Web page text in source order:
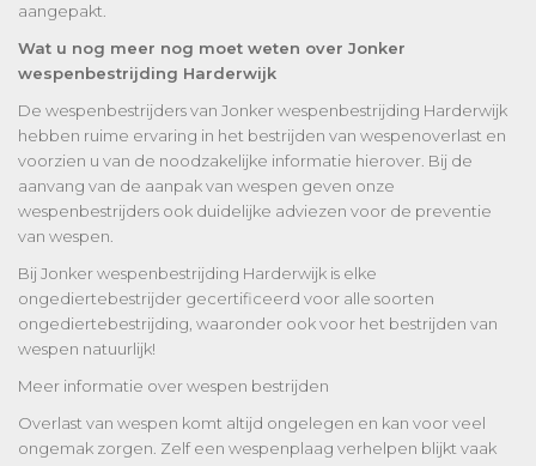
aangepakt.
Wat u nog meer nog moet weten over Jonker
wespenbestrijding Harderwijk
De wespenbestrijders van Jonker wespenbestrijding Harderwijk
hebben ruime ervaring in het bestrijden van wespenoverlast en
voorzien u van de noodzakelijke informatie hierover. Bij de
aanvang van de aanpak van wespen geven onze
wespenbestrijders ook duidelijke adviezen voor de preventie
van wespen.
Bij Jonker wespenbestrijding Harderwijk is elke
ongediertebestrijder gecertificeerd voor alle soorten
ongediertebestrijding, waaronder ook voor het bestrijden van
wespen natuurlijk!
Meer informatie over wespen bestrijden
Overlast van wespen komt altijd ongelegen en kan voor veel
ongemak zorgen. Zelf een wespenplaag verhelpen blijkt vaak